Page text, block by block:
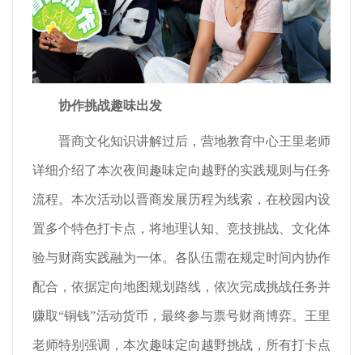
协作挑战趣味出发
晋商文化知识讲解过后，营地教育中心王里老师
详细介绍了本次夜间趣味定向越野的实践规则与任务
流程。本次活动以晋商发展历程为线索，在校园内设
置多个特色打卡点，将地理认知、竞技挑战、文化体
验与财商实践融为一体。各队伍需在规定时间内协作
配合，依据定向地图规划路线，依次完成挑战任务并
赚取“铜钱”活动货币，最终参与票号财商博弈。王里
老师特别强调，本次趣味定向越野挑战，所有打卡点